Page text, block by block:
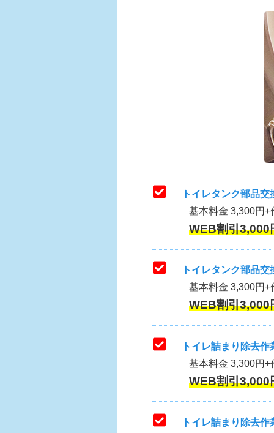
トイレタンク部品
基本料金 3,300円
WEB割引
トイレタンク部品
基本料金 3,300円+
WEB割引
トイレ詰まり除去作
基本料金 3,300円+
WEB割引
トイレ詰まり除去